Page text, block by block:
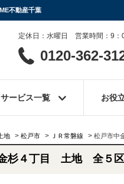
不動産千葉
定休日：水曜日 営業時間：9：
0120-362-
サービス一覧 お役
地 > 松戸市 > ＪＲ常磐線 > 松戸市中
杉４丁目 土地 全５